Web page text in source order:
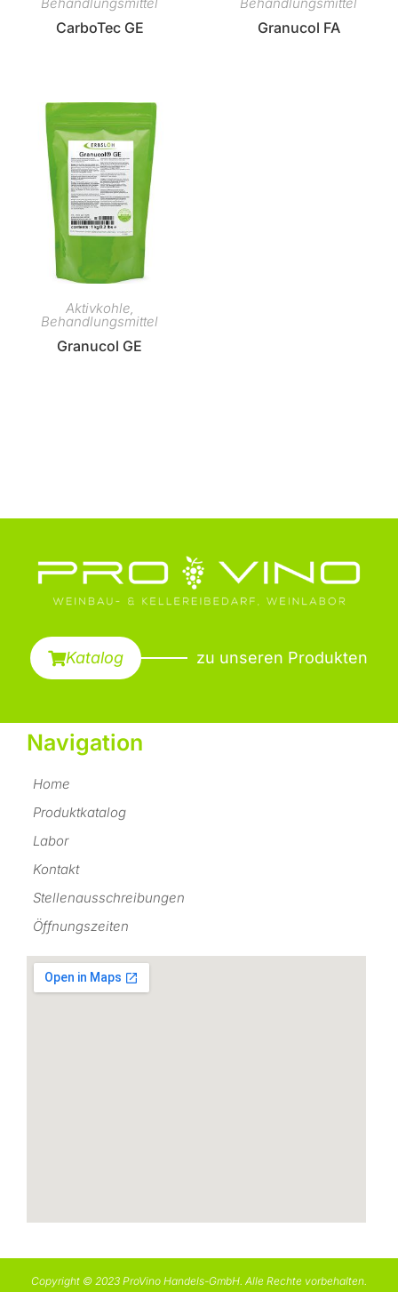
CarboTec GE Granucol FA
Aktivkohle,
Behandlungsmittel
Granucol GE
Katalog zu unseren Produkten
Navigation
Home
Produktkatalog
Labor
Kontakt
Stellenausschreibungen
Öffnungszeiten
Copyright © 2023 ProVino Handels-GmbH. Alle Rechte vorbehalten.